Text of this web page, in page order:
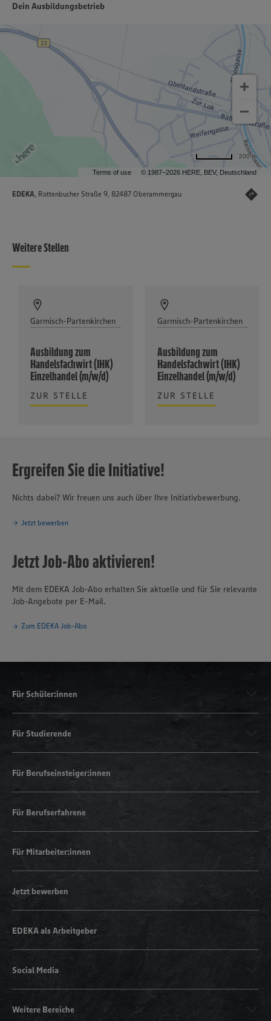
Dein Ausbildungsbetrieb
Terms of use © 1987–2026 HERE, BEV, Deutschland
200 m
EDEKA, Rottenbucher Straße 9, 82487 Oberammergau
Weitere Stellen
Garmisch-Partenkirchen
Ausbildung zum
Handelsfachwirt (IHK)
Einzelhandel (m/w/d)
ZUR STELLE
Garmisch-Partenkirchen
Ausbildung zum
Handelsfachwirt (IHK)
Einzelhandel (m/w/d)
ZUR STELLE
Ergreifen Sie die Initiative!
Nichts dabei? Wir freuen uns auch über Ihre Initiativbewerbung.
Jetzt bewerben
Jetzt Job-Abo aktivieren!
Mit dem EDEKA Job-Abo erhalten Sie aktuelle und für Sie relevante
Job-Angebote per E-Mail.
Zum EDEKA Job-Abo
Für Schüler:innen
Für Studierende
Für Berufseinsteiger:innen
Für Berufserfahrene
Für Mitarbeiter:innen
Jetzt bewerben
EDEKA als Arbeitgeber
Social Media
Weitere Bereiche